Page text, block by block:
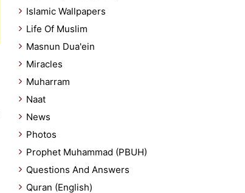
Islamic Wallpapers
Life Of Muslim
Masnun Dua'ein
Miracles
Muharram
Naat
News
Photos
Prophet Muhammad (PBUH)
Questions And Answers
Quran (English)